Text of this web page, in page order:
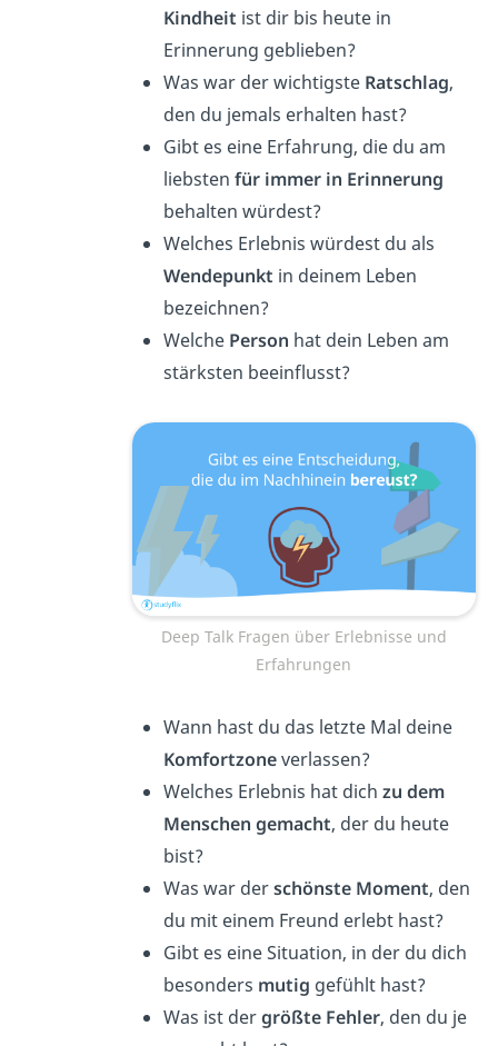
Kindheit ist dir bis heute in
Erinnerung geblieben?
Was war der wichtigste Ratschlag,
den du jemals erhalten hast?
Gibt es eine Erfahrung, die du am
liebsten für immer in Erinnerung
behalten würdest?
Welches Erlebnis würdest du als
Wendepunkt in deinem Leben
bezeichnen?
Welche Person hat dein Leben am
stärksten beeinflusst?
Deep Talk Fragen über Erlebnisse und
Erfahrungen
Wann hast du das letzte Mal deine
Komfortzoneverlassen?
Welches Erlebnis hat dich zu dem
Menschen gemacht, der du heute
bist?
Was war derschönste Moment, den
du mit einem Freund erlebt hast?
Gibt es eine Situation, in der du dich
besonders mutig gefühlt hast?
Was ist dergrößte Fehler, den du je